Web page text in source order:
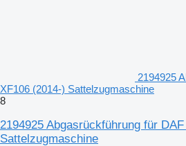
2194925
XF106 (2014-) Sattelzugmaschine
8
2194925 Abgasrückführung für
Sattelzugmaschine